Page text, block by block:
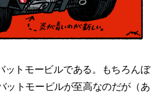
トモービルである。もちろんぼ
ットモービルが至高なのだが（あ